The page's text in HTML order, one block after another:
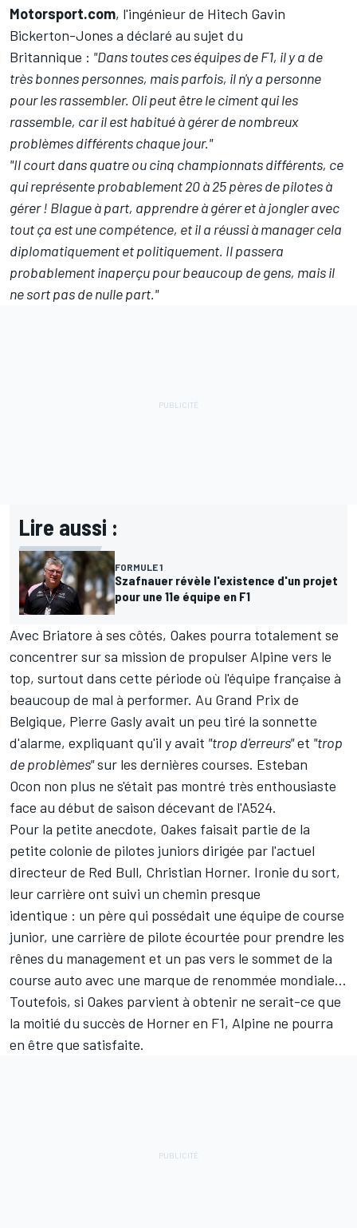
Motorsport.com, l'ingénieur de Hitech Gavin
Bickerton-Jones a déclaré au sujet du
Britannique : "Dans toutes ces équipes de F1, il y a de
très bonnes personnes, mais parfois, il n'y a personne
pour les rassembler. Oli peut être le ciment qui les
rassemble, car il est habitué à gérer de nombreux
problèmes différents chaque jour."
"Il court dans quatre ou cinq championnats différents, ce
qui représente probablement 20 à 25 pères de pilotes à
gérer ! Blague à part, apprendre à gérer et à jongler avec
tout ça est une compétence, et il a réussi à manager cela
diplomatiquement et politiquement. Il passera
probablement inaperçu pour beaucoup de gens, mais il
ne sort pas de nulle part."
Lire aussi :
FORMULE 1
Szafnauer révèle l'existence d'un projet
pour une 11e équipe en F1
Avec Briatore à ses côtés, Oakes pourra totalement se
concentrer sur sa mission de propulser Alpine vers le
top, surtout dans cette période où l'équipe française à
beaucoup de mal à performer. Au Grand Prix de
Belgique, Pierre Gaslyavait un peu tiré la sonnette
d'alarme, expliquant qu'il y avait "trop d'erreurs"et "trop
de problèmes"sur les dernières courses. Esteban
Ocon non plus ne s'était pas montré très enthousiaste
face au début de saison décevant de l'A524.
Pour la petite anecdote, Oakes faisait partie de la
petite colonie de pilotes juniors dirigée par l'actuel
directeur de Red Bull, Christian Horner. Ironie du sort,
leur carrière ont suivi un chemin presque
identique : un père qui possédait une équipe de course
junior, une carrière de pilote écourtée pour prendre les
rênes du management et un pas vers le sommet de la
course auto avec une marque de renommée mondiale...
Toutefois, si Oakes parvient à obtenir ne serait-ce que
la moitié du succès de Horner en F1, Alpine ne pourra
en être que satisfaite.